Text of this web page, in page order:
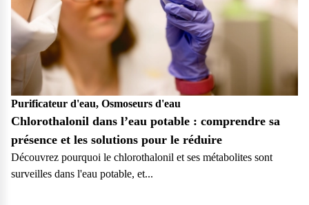
Purificateur d'eau, Osmoseurs d'eau
Chlorothalonil dans l’eau potable : comprendre sa
présence et les solutions pour le réduire
Découvrez pourquoi le chlorothalonil et ses métabolites sont
surveilles dans l'eau potable, et...